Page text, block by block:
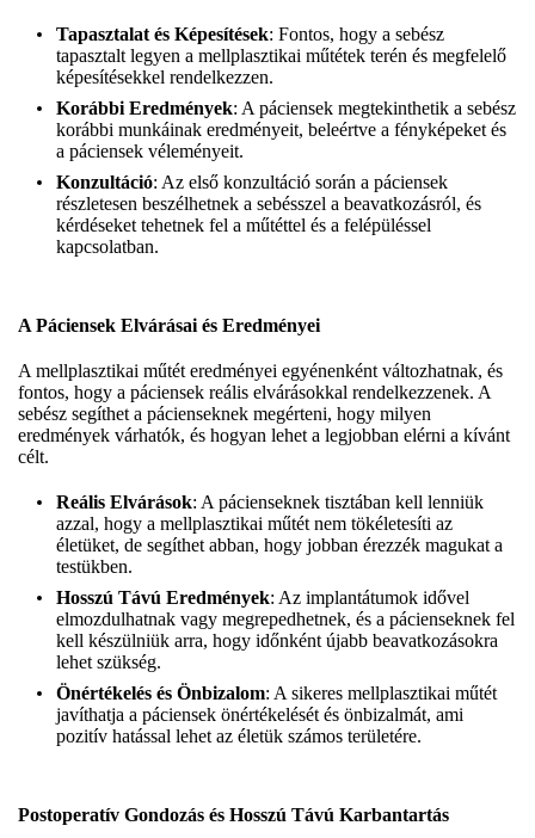
Tapasztalat és Képesítések: Fontos, hogy a sebész
tapasztalt legyen a mellplasztikai műtétek terén és megfelelő
képesítésekkel rendelkezzen.
Korábbi Eredmények: A páciensek megtekinthetik a sebész
korábbi munkáinak eredményeit, beleértve a fényképeket és
a páciensek véleményeit.
Konzultáció: Az első konzultáció során a páciensek
részletesen beszélhetnek a sebésszel a beavatkozásról, és
kérdéseket tehetnek fel a műtéttel és a felépüléssel
kapcsolatban.
A Páciensek Elvárásai és Eredményei
A mellplasztikai műtét eredményei egyénenként változhatnak, és
fontos, hogy a páciensek reális elvárásokkal rendelkezzenek. A
sebész segíthet a pácienseknek megérteni, hogy milyen
eredmények várhatók, és hogyan lehet a legjobban elérni a kívánt
célt.
Reális Elvárások: A pácienseknek tisztában kell lenniük
azzal, hogy a mellplasztikai műtét nem tökéletesíti az
életüket, de segíthet abban, hogy jobban érezzék magukat a
testükben.
Hosszú Távú Eredmények: Az implantátumok idővel
elmozdulhatnak vagy megrepedhetnek, és a pácienseknek fel
kell készülniük arra, hogy időnként újabb beavatkozásokra
lehet szükség.
Önértékelés és Önbizalom: A sikeres mellplasztikai műtét
javíthatja a páciensek önértékelését és önbizalmát, ami
pozitív hatással lehet az életük számos területére.
Postoperatív Gondozás és Hosszú Távú Karbantartás